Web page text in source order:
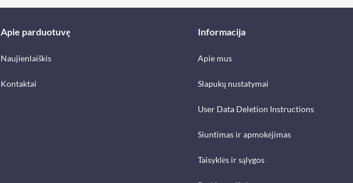
Apie parduotuvę
Naujienlaiškis
Kontaktai
Informacija
Apie mus
Slapukų nustatymai
User Data Deletion Instructions
Siuntimas ir apmokėjimas
Taisyklės ir sąlygos